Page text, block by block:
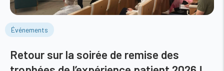
Événements
Retour sur la soirée de remise des